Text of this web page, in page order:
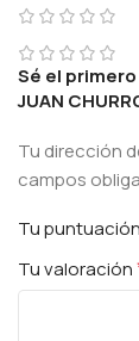
Sé el primero
JUAN
Tu dirección
campos
Tu puntuación
Tu valoración